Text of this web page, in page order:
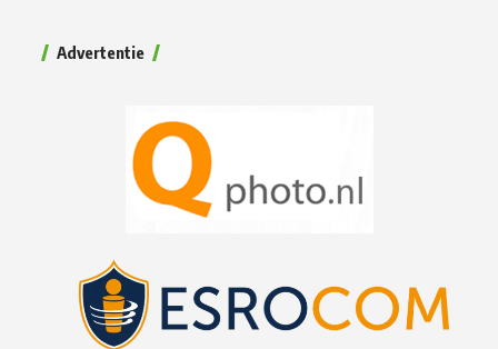
Advertentie